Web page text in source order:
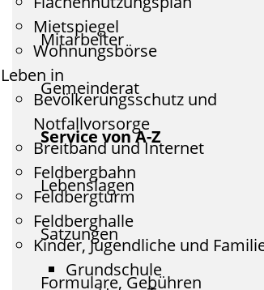
Mietspiegel
Wohnungsbörse
Leben in
Bevölkerungsschutz und
Notfallvorsorge
Breitband und Internet
Feldbergbahn
Feldbergturm
Feldberghalle
Kinder, Jugendliche und
Grundschule
Mitarbeiter
Gemeinderat
Service von A-Z
Lebenslagen
Satzungen
Formulare, Gebühren